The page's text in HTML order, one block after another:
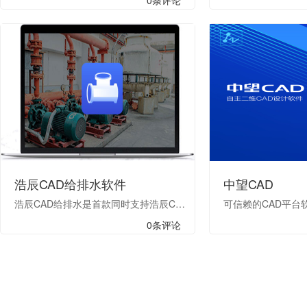
浩辰CAD给排水软件
浩辰CAD给排水是首款同时支持浩辰CAD和ACAD平台的软件，包括室内设计和室外设计两大功能模块。室内设计可以完成平面图、系统图、原理图的快速绘制，及给排水相关的水力计算功能。室外设计可以快速完成表井管线的布置、编辑和标注，根据平面图自动生成断面图、高程表，计算雨污管网的水力和标高。
0条评论
中望CAD
可信赖的CAD平台